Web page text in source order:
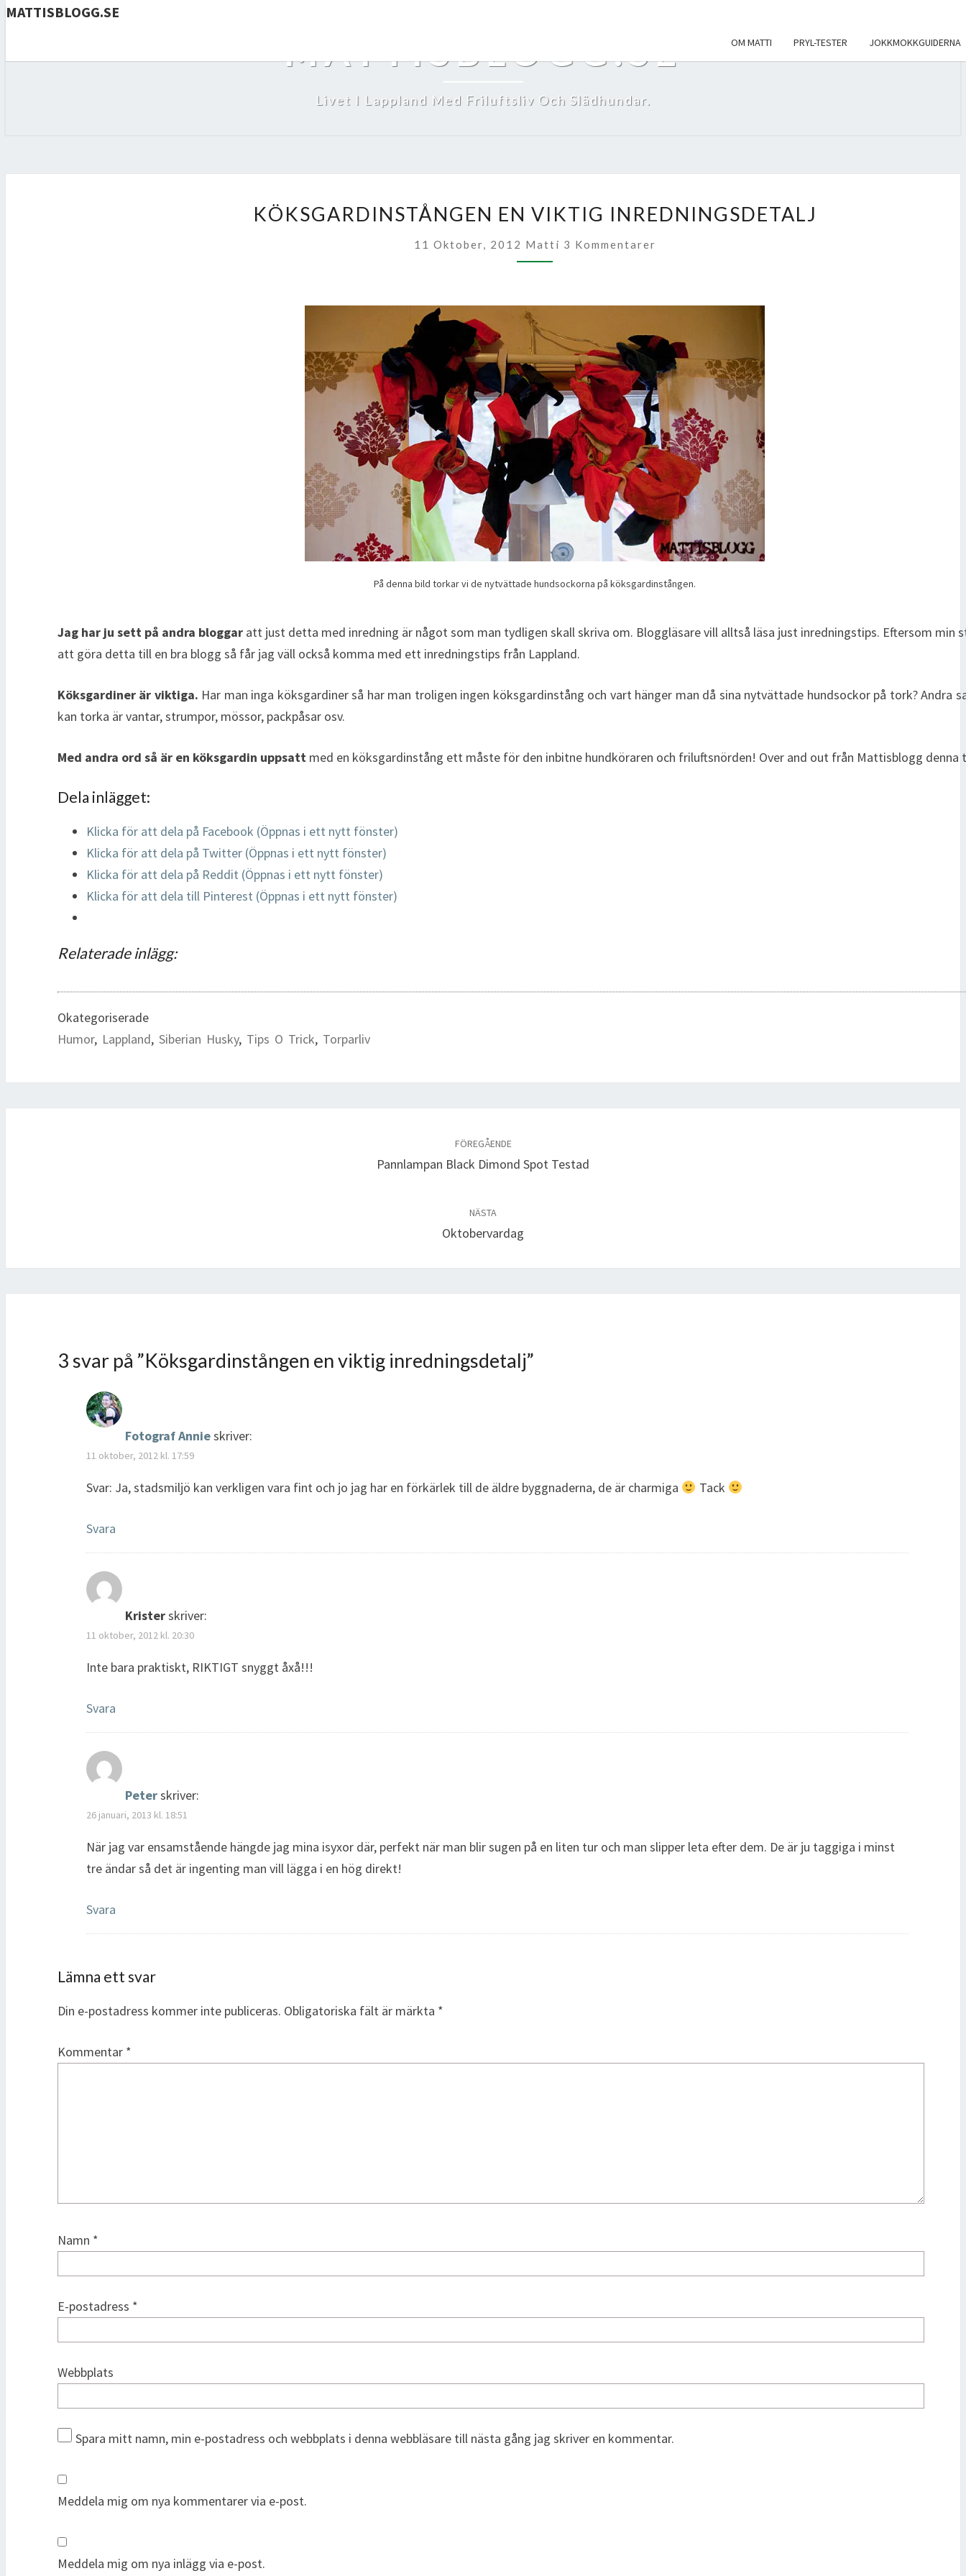
MATTISBLOGG.SE
OM MATTI PRYL-TESTER JOKKMOKKGUIDERNA
MATTISBLOGG.SE
Livet I Lappland Med Friluftsliv Och Slädhundar.
EN
VIKTIG
INREDNINGSDETALJ
KÖKSGARDINSTÅNGEN EN VIKTIG INREDNINGSDETALJ
11 Oktober, 2012 Matti Kommentarer
3 Kommentarer
På denna bild torkar vi de nytvättade hundsockorna på köksgardinstången.
Jag har ju sett på andra bloggar att just detta med inredning är något som man tydligen skall skriva om. Bloggläsare vill alltså läsa just inredningstips. Eftersom min
att göra detta till en bra blogg så får jag väll också komma med ett inredningstips från Lappland.
Köksgardiner är viktiga. Har man inga köksgardiner så har man troligen ingen köksgardinstång och vart hänger man då sina nytvättade hundsockor på tork? Andra
kan torka är vantar, strumpor, mössor, packpåsar osv.
Med andra ord så är en köksgardin uppsatt med en köksgardinstång ett måste för den inbitne hundköraren och friluftsnörden! Over and out från Mattisblogg denna
Dela inlägget:
Klicka för att dela på Facebook (Öppnas i ett nytt fönster)
Klicka för att dela på Twitter (Öppnas i ett nytt fönster)
Klicka för att dela på Reddit (Öppnas i ett nytt fönster)
Klicka för att dela till Pinterest (Öppnas i ett nytt fönster)
Relaterade inlägg:
Okategoriserade
Humor, Lappland, Siberian Husky, Tips O Trick, Torparliv
FÖREGÅENDE
Pannlampan Black Dimond Spot Testad
NÄSTA
Oktobervardag
3 svar på ”Köksgardinstången en viktig inredningsdetalj”
Fotograf Annieskriver:
11 oktober, 2012 kl. 17:59
Svar: Ja, stadsmiljö kan verkligen vara fint och jo jag har en förkärlek till de äldre byggnaderna, de är charmiga Tack
Svara
Kristerskriver:
11 oktober, 2012 kl. 20:30
Inte bara praktiskt, RIKTIGT snyggt åxå!!!
Svara
Peterskriver:
26 januari, 2013 kl. 18:51
När jag var ensamstående hängde jag mina isyxor där, perfekt när man blir sugen på en liten tur och man slipper leta efter dem. De är ju taggiga i minst
tre ändar så det är ingenting man vill lägga i en hög direkt!
Svara
Lämna ett svar
Din e-postadress kommer inte publiceras. Obligatoriska fält är märkta *
Kommentar *
Namn *
E-postadress *
Webbplats
Spara mitt namn, min e-postadress och webbplats i denna webbläsare till nästa gång jag skriver en kommentar.
Meddela mig om nya kommentarer via e-post.
Meddela mig om nya inlägg via e-post.